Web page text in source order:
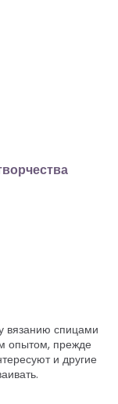
вязанию спицами
опытом, прежде
и другие